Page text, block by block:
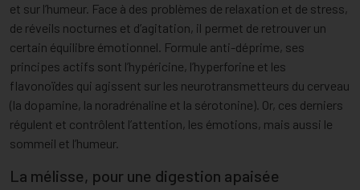
et sur l’humeur. Face à des problèmes de relaxation et de stress,
de réveils nocturnes et d’agitation, il permet de retrouver un
certain équilibre émotionnel. Formule anti-déprime, ses
principes actifs sont l’hypéricine, l’hyperforine et les
flavonoïdes qui agissent sur les neurotransmetteurs du cerveau
(la dopamine, la noradrénaline et la sérotonine). Or, ces derniers
régulent et contrôlent l’attention, les émotions, mais aussi le
sommeil et l’humeur.
La mélisse, pour une digestion apaisée